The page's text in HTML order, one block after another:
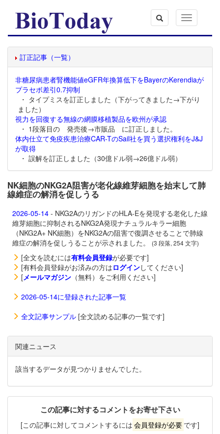
Toggle
navigation
訂正記事（一覧）
非糖尿病患者腎機能値eGFR年換算低下をBayerのKerendiaが
プラセボ差引0.7抑制
・ タイプミスを訂正しました（下がってきました→下がり
ました）
視力を回復する無線の網膜移植製品を欧州が承認
・ 1段落目の 発売後→市販品 に訂正しました。
体内仕立て免疫疾患治療CAR-TのSail社を買う選択権利をJ&J
が取得
・ 誤解を訂正しました（30億ドル弱→26億ドル弱）
NK細胞のNKG2A阻害が老化線維芽細胞を始末して肺
線維症の解消を促しうる
2026-05-14 - NKG2AのリガンドのHLA-Eを発現する老化した線
維芽細胞に抑制されるNKG2A発現ナチュラルキラー細胞
（NKG2A+ NK細胞）をNKG2Aの阻害で復調させることで肺線
維症の解消を促しうることが示されました。
(3 段落, 254 文字)
[全文を読むには有料会員登録が必要です]
[有料会員登録がお済みの方はログインしてください]
[メールマガジン （無料）をご利用ください]
2026-05-14に登録された記事一覧
全文記事サンプル [全文読める記事の一覧です]
関連ニュース
該当するデータが見つかりませんでした。
この記事に対するコメントをお寄せ下さい
[この記事に対してコメントするには 会員登録が必要 です]